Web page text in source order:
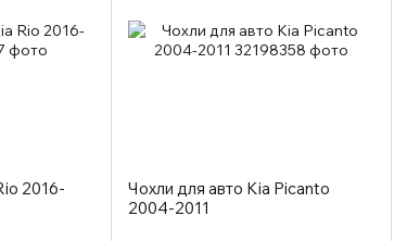
2016-
Чохли для авто Kia Picanto
2004-2011